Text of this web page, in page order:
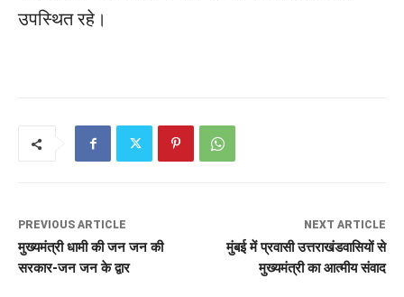
उपस्थित रहे।
PREVIOUS ARTICLE
मुख्यमंत्री धामी की जन जन की
सरकार-जन जन के द्वार
NEXT ARTICLE
मुंबई में प्रवासी उत्तराखंडवासियों से
मुख्यमंत्री का आत्मीय संवाद